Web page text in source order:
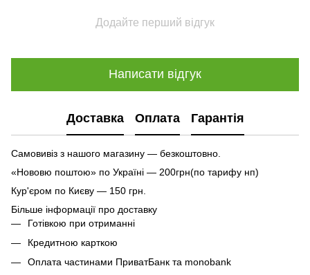
Додайте перший відгук
Написати відгук
Доставка Оплата Гарантія
Самовивіз з нашого магазину — безкоштовно.
«Нововю поштою» по Україні — 200грн(по тарифу нп)
Кур'єром по Києву — 150 грн.
Більше інформації про доставку
Готівкою при отриманні
Кредитною карткою
Оплата частинами ПриватБанк та monobank